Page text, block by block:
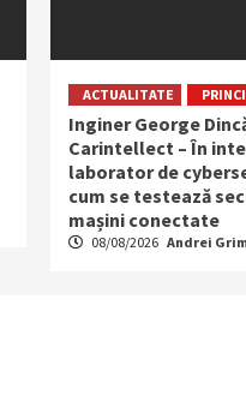
ACTUALITATE
Inginer George
Carintellect – În
laborator de
cum se testează
mașini conectate
08/08/2026 Andrei